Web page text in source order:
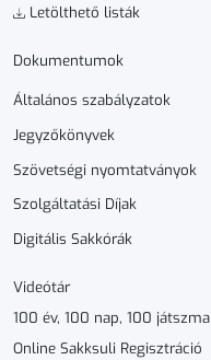
Letölthető listák
Dokumen­­tumok
Általános szabályzatok
Jegyzőkönyvek
Szövetségi nyomtatványok
Szolgáltatási Díjak
Digitális Sakkórák
Videótár
100 év, 100 nap, 100 játszma
Online Sakksuli Regisztráció